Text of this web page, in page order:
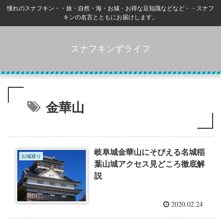
憧れのスナフキン・・旅・自然・海・お城・お得な豆知識などなど・・スナフ
キンの名言とともにお届けします。
スナフキンずライフ
金華山
お城巡り
岐阜城金華山にそびえる名城稲
葉山城アクセス見どころ徹底解
説
2020.02.24